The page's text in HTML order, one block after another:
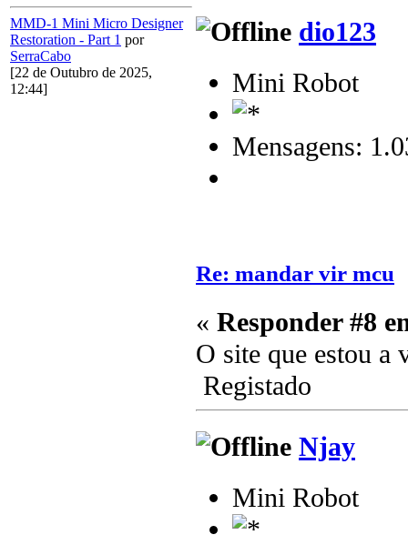
MMD-1 Mini Micro Designer
Restoration - Part 1 por
SerraCabo
[22 de Outubro de 2025,
12:44]
dio123
Mini Robot
Mensagens:
Re: mandar vir mcu
« Responder #8
O site que estou a
Registado
Njay
Mini Robot